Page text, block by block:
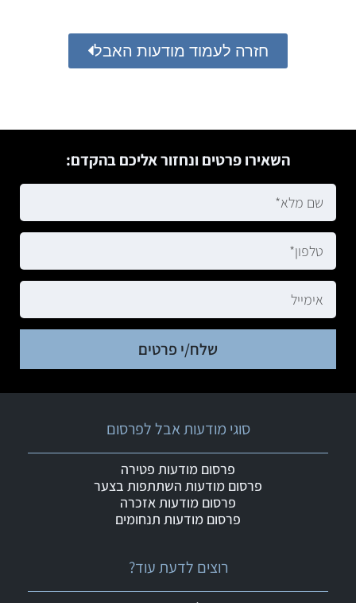
חזרה לעמוד מודעות האבל
השאירו פרטים ונחזור אליכם בהקדם:
שלח/י פרטים
רוצים לדעת עוד?
סוגי מודעות אבל לפרסום
פרסום מודעות פטירה
פרסום מודעות השתתפות בצער
פרסום מודעות אזכרה
פרסום מודעות תנחומים